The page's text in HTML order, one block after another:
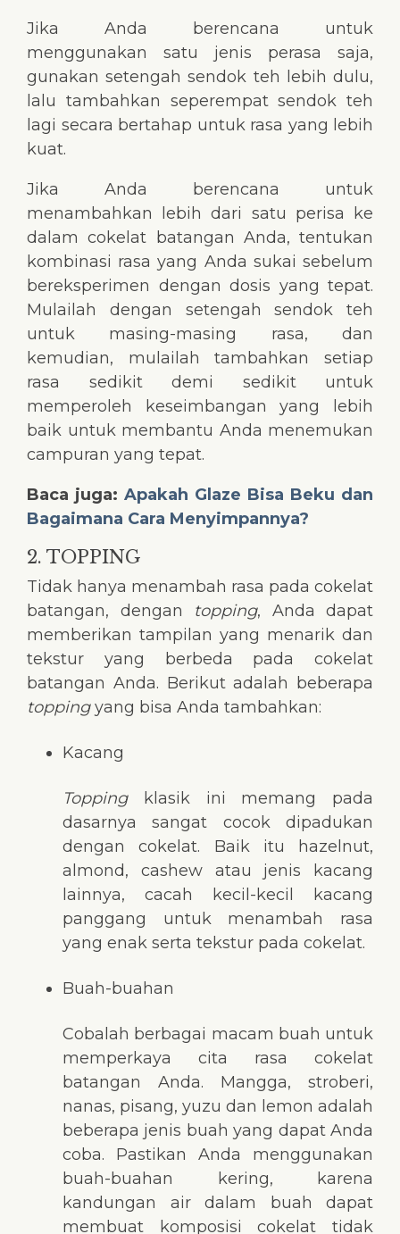
Jika Anda berencana untuk
menggunakan satu jenis perasa saja,
gunakan setengah sendok teh lebih dulu,
lalu tambahkan seperempat sendok teh
lagi secara bertahap untuk rasa yang lebih
kuat.
Jika Anda berencana untuk
menambahkan lebih dari satu perisa ke
dalam cokelat batangan Anda, tentukan
kombinasi rasa yang Anda sukai sebelum
bereksperimen dengan dosis yang tepat.
Mulailah dengan setengah sendok teh
untuk masing-masing rasa, dan
kemudian, mulailah tambahkan setiap
rasa sedikit demi sedikit untuk
memperoleh keseimbangan yang lebih
baik untuk membantu Anda menemukan
campuran yang tepat.
Baca juga: Apakah Glaze Bisa Beku dan
Bagaimana Cara Menyimpannya?
2. TOPPING
Tidak hanya menambah rasa pada cokelat
batangan, dengan topping, Anda dapat
memberikan tampilan yang menarik dan
tekstur yang berbeda pada cokelat
batangan Anda. Berikut adalah beberapa
toppingyang bisa Anda tambahkan:
Kacang
Topping
klasik ini memang pada
dasarnya sangat cocok dipadukan
dengan cokelat. Baik itu hazelnut,
almond, cashew atau jenis kacang
lainnya, cacah kecil-kecil kacang
panggang untuk menambah rasa
yang enak serta tekstur pada cokelat.
Buah-buahan
Cobalah berbagai macam buah untuk
memperkaya cita rasa cokelat
batangan Anda. Mangga, stroberi,
nanas, pisang, yuzu dan lemon adalah
beberapa jenis buah yang dapat Anda
coba. Pastikan Anda menggunakan
buah-buahan kering, karena
kandungan air dalam buah dapat
membuat komposisi cokelat tidak